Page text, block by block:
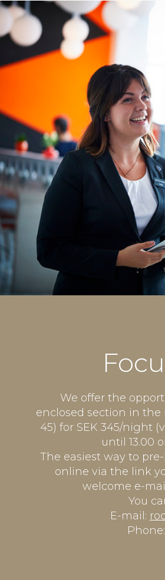
We offer the
enclosed section in the
45) for SEK 345/night
until 13.00
The easiest way to
online via the link
welcome e-
You
E-mail:
Phone: